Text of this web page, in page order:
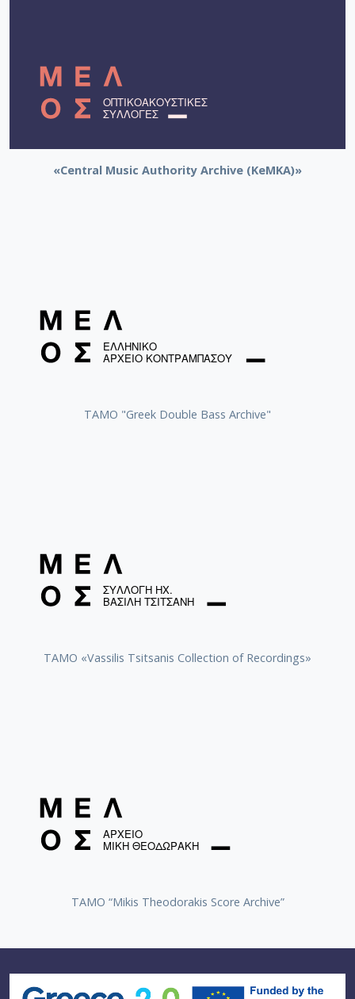
«Central Music Authority Archive (KeMKA)»
ΤΑΜΟ "Greek Double Bass Archive"
TAMO «Vassilis Tsitsanis Collection of Recordings»
TAMO “Mikis Theodorakis Score Archive”